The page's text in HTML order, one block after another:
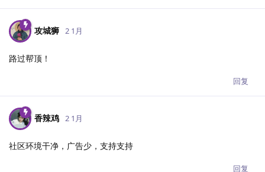
攻城狮 2 1月
路过帮顶！
回复
香辣鸡 2 1月
社区环境干净，广告少，支持支持
回复